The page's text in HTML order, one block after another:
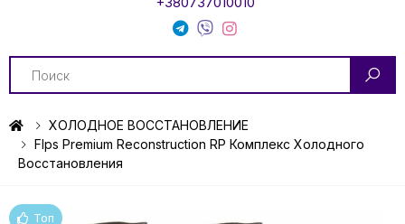
Search
ХОЛОДНОЕ ВОССТАНОВЛЕНИЕ
Flps Premium Reconstruction RP Комплекс Холодного
Восстановления
Топ